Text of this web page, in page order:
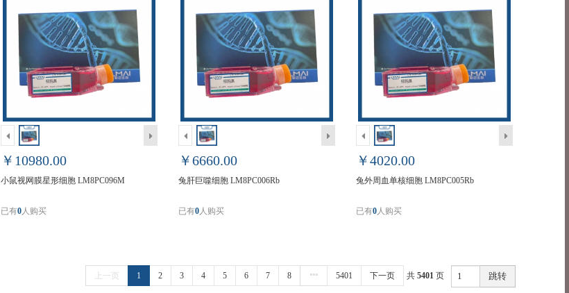
￥10980.00
小鼠视网膜星形细胞 LM8PC096M
已有0人购买
￥6660.00
兔肝巨噬细胞 LM8PC006Rb
已有0人购买
￥4020.00
兔外周血单核细胞 LM8PC005Rb
已有0人购买
上一页 1 2 3 4 5 6 7 8 5401 下一页 共 5401 页 跳转